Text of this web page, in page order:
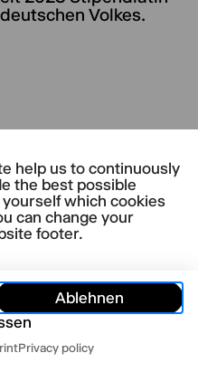
help us to continuously
the best possible
which cookies
can change your
footer.
Ablehnen
Privacy policy
Volkes.
oder die